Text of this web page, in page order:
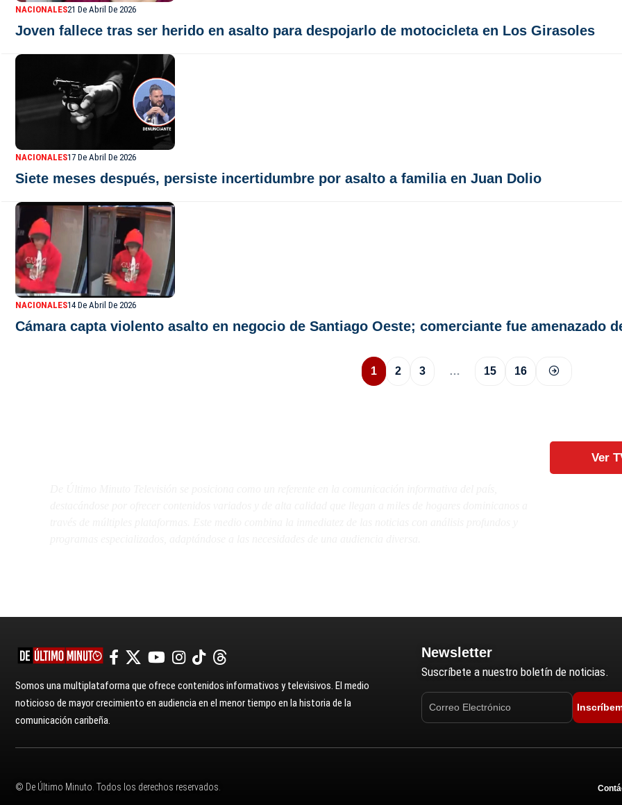
NACIONALES21 De Abril De 2026
Joven fallece tras ser herido en asalto para despojarlo de motocicleta en Los Girasoles
NACIONALES17 De Abril De 2026
Siete meses después, persiste incertidumbre por asalto a familia en Juan Dolio
NACIONALES14 De Abril De 2026
Cámara capta violento asalto en negocio de Santiago Oeste; comerciante fue amenazado
1 2 3 … 15 16
Ver
Somos una multiplataforma que ofrece contenidos informativos y televisivos. El medio
noticioso de mayor crecimiento en audiencia en el menor tiempo en la historia de la
comunicación caribeña.
Newsletter
Suscríbete a nuestro boletín de noticias.
© De Último Minuto. Todos los derechos reservados.